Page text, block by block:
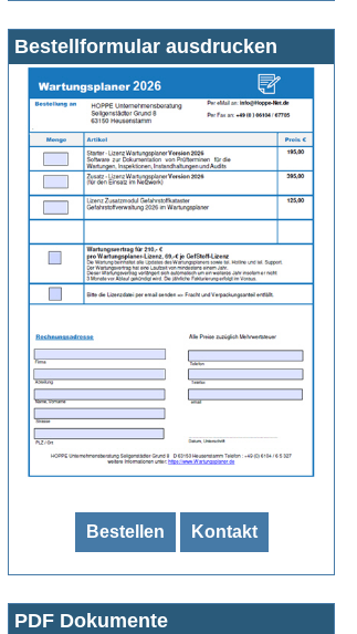
Bestellformular ausdrucken
Bestellen Kontakt
PDF Dokumente